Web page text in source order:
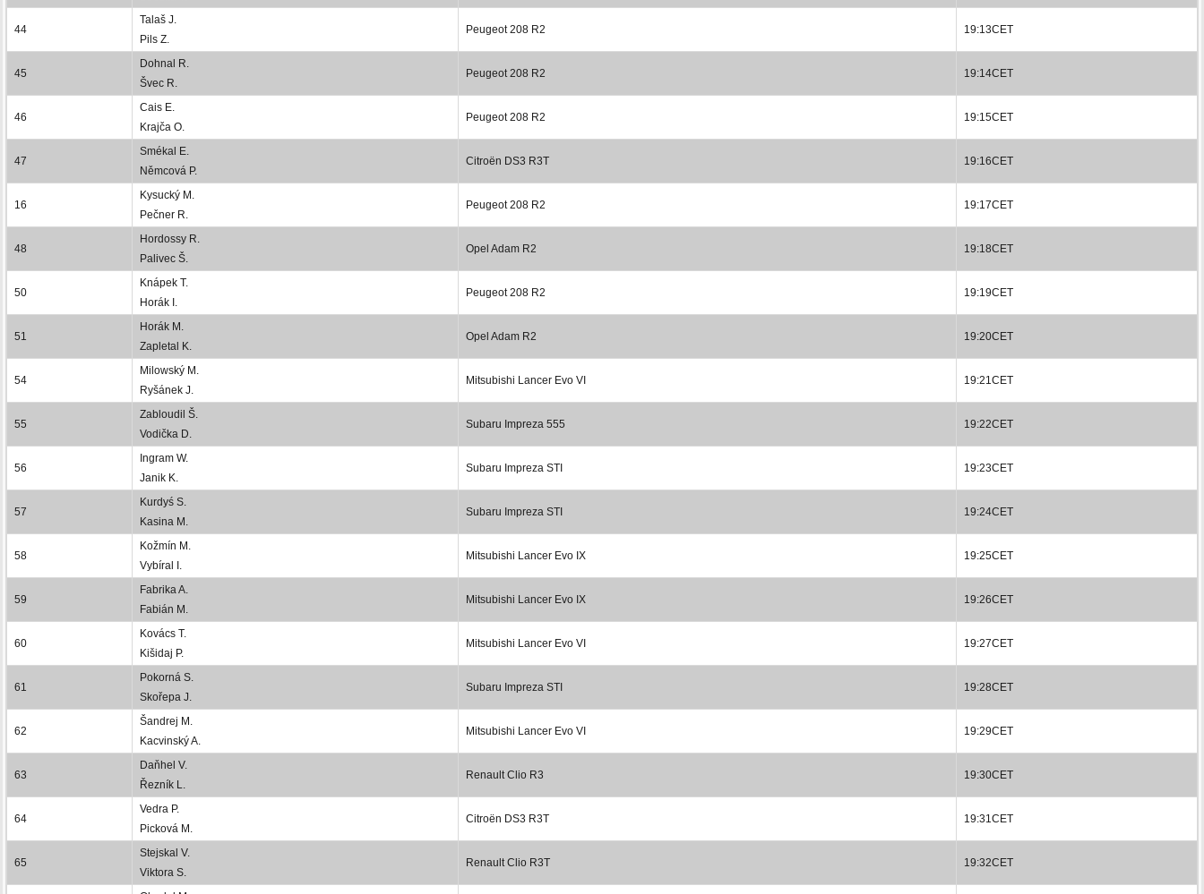
44
Talaš J.
Pils Z.
Peugeot 208 R2 19:13CET
45
Dohnal R.
Švec R.
Peugeot 208 R2 19:14CET
46
Cais E.
Krajča O.
Peugeot 208 R2 19:15CET
47
Smékal E.
Němcová P.
Citroën DS3 R3T 19:16CET
16
Kysucký M.
Pečner R.
Peugeot 208 R2 19:17CET
48
Hordossy R.
Palivec Š.
Opel Adam R2 19:18CET
50
Knápek T.
Horák I.
Peugeot 208 R2 19:19CET
51
Horák M.
Zapletal K.
Opel Adam R2 19:20CET
54
Milowský M.
Ryšánek J.
Mitsubishi Lancer Evo VI 19:21CET
55
Zabloudil Š.
Vodička D.
Subaru Impreza 555 19:22CET
56
Ingram W.
Janik K.
Subaru Impreza STI 19:23CET
57
Kurdyś S.
Kasina M.
Subaru Impreza STI 19:24CET
58
Kožmín M.
Vybíral I.
Mitsubishi Lancer Evo IX 19:25CET
59
Fabrika A.
Fabián M.
Mitsubishi Lancer Evo IX 19:26CET
60
Kovács T.
Kišidaj P.
Mitsubishi Lancer Evo VI 19:27CET
61
Pokorná S.
Skořepa J.
Subaru Impreza STI 19:28CET
62
Šandrej M.
Kacvinský A.
Mitsubishi Lancer Evo VI 19:29CET
63
Daňhel V.
Řezník L.
Renault Clio R3 19:30CET
64
Vedra P.
Picková M.
Citroën DS3 R3T 19:31CET
65
Stejskal V.
Viktora S.
Renault Clio R3T 19:32CET